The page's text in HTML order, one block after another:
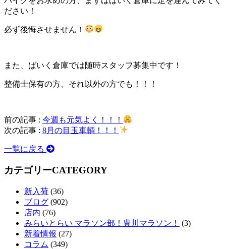
ださい！
必ず後悔させません！
また、ばいく倉庫では随時スタッフ募集中です！
整備士保有の方、それ以外の方でも！！！
前の記事 : 今週も元気よく！！！
次の記事 : 8月の目玉車輌！！！
一覧に戻る
カテゴリーCATEGORY
新入荷 (36)
ブログ (902)
店内 (76)
みらいとらい マラソン部！豊川マラソン！
(3)
新着情報 (27)
コラム (349)